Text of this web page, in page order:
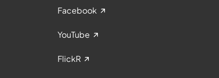
Facebook
YouTube
FlickR